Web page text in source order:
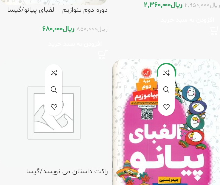
ریال2,950,000 ریال2,360,000 دوره دوم بنوازیم _ الفبای پیانو/گیسا
ریال850,000 ریال680,000
-20%
راکت داستان می نویسد/گیسا